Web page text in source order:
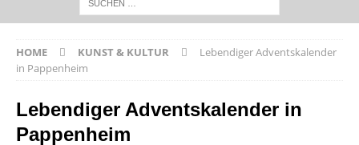
HOME KUNST & KULTUR
Lebendiger Adventskalender
in Pappenheim
Lebendiger Adventskalender in
Pappenheim